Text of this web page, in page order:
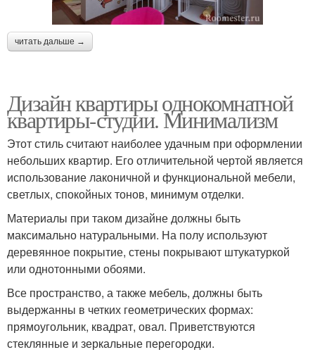
читать дальше →
Дизайн квартиры однокомнатной
квартиры-студии. Минимализм
Этот стиль считают наиболее удачным при оформлении
небольших квартир. Его отличительной чертой является
использование лаконичной и функциональной мебели,
светлых, спокойных тонов, минимум отделки.
Материалы при таком дизайне должны быть
максимально натуральными. На полу используют
деревянное покрытие, стены покрывают штукатуркой
или однотонными обоями.
Все пространство, а также мебель, должны быть
выдержанны в четких геометрических формах:
прямоугольник, квадрат, овал. Приветствуются
стеклянные и зеркальные перегородки.